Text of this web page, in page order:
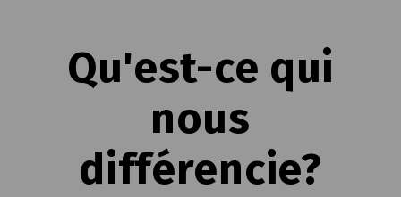
Qu'est-ce qui
nous
différencie?